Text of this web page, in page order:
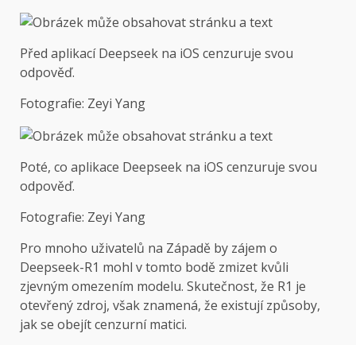
Před aplikací Deepseek na iOS cenzuruje svou
odpověď.
Fotografie: Zeyi Yang
Poté, co aplikace Deepseek na iOS cenzuruje svou
odpověď.
Fotografie: Zeyi Yang
Pro mnoho uživatelů na Západě by zájem o
Deepseek-R1 mohl v tomto bodě zmizet kvůli
zjevným omezením modelu. Skutečnost, že R1 je
otevřený zdroj, však znamená, že existují způsoby,
jak se obejít cenzurní matici.